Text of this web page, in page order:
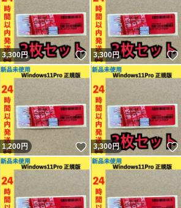
いいね！
3,300円 いいね！
3,300円
いいね！
1,200円 いいね！
3,300円